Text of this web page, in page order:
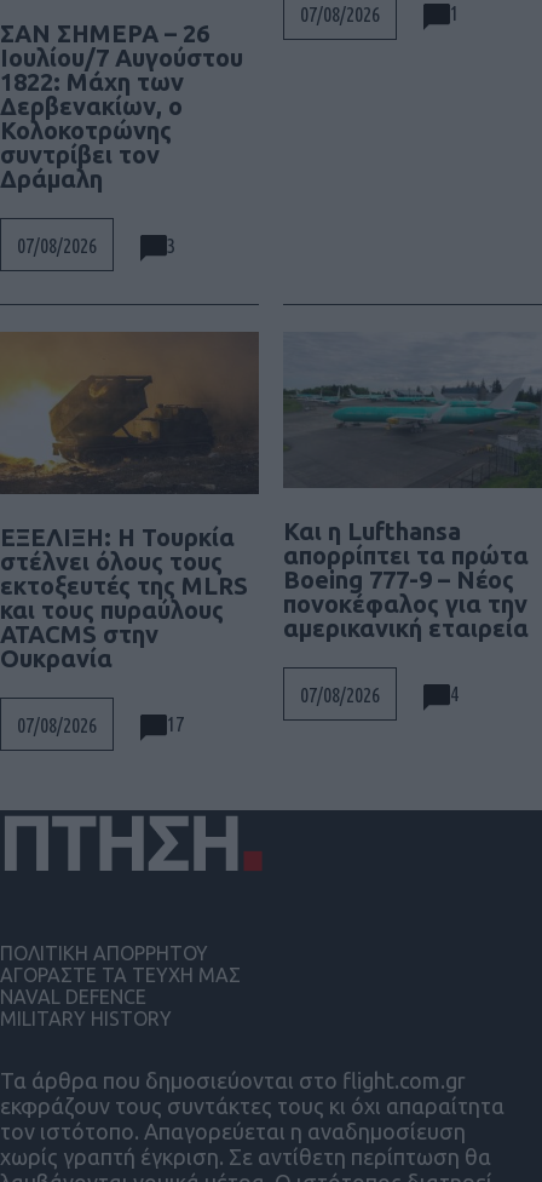
ΣΑΝ ΣΗΜΕΡΑ – 26
Ιουλίου/7 Αυγούστου
1822: Μάχη των
Δερβενακίων, ο
Κολοκοτρώνης
συντρίβει τον
Δράμαλη
07/08/2026 3
07/08/2026 1
ΕΞΕΛΙΞΗ: H Τουρκία
στέλνει όλους τους
εκτοξευτές της MLRS
και τους πυραύλους
ATACMS στην
Ουκρανία
07/08/2026 17
Και η Lufthansa
απορρίπτει τα πρώτα
Boeing 777-9 – Νέος
πονοκέφαλος για την
αμερικανική εταιρεία
07/08/2026 4
Τα άρθρα που δημοσιεύονται στο flight.com.gr
εκφράζουν τους συντάκτες τους κι όχι απαραίτητα
τον ιστότοπο. Απαγορεύεται η αναδημοσίευση
χωρίς γραπτή έγκριση. Σε αντίθετη περίπτωση θα
ΠΟΛΙΤΙΚΗ ΑΠΟΡΡΗΤΟΥ
ΑΓΟΡΑΣΤΕ ΤΑ ΤΕΥΧΗ ΜΑΣ
NAVAL DEFENCE
MILITARY HISTORY